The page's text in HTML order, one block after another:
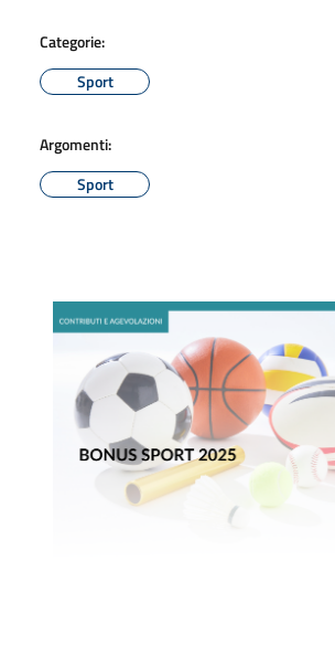
Categorie:
Sport
Argomenti:
Sport